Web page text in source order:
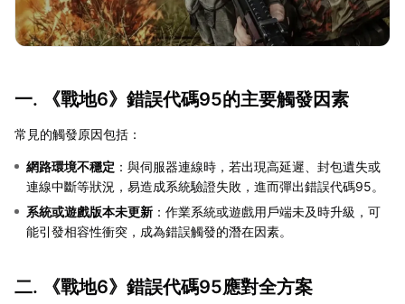
一. 《戰地6》錯誤代碼95的主要觸發因素
常見的觸發原因包括：
網路環境不穩定 ：與伺服器連線時，若出現高延遲、封包遺失或
連線中斷等狀況，易造成系統驗證失敗，進而彈出錯誤代碼95。
系統或遊戲版本未更新 ：作業系統或遊戲用戶端未及時升級，可
能引發相容性衝突，成為錯誤觸發的潛在因素。
二. 《戰地6》錯誤代碼95應對全方案